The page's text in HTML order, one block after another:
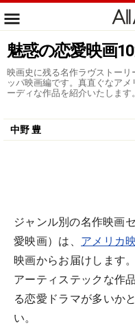
魅惑の恋愛映画
映画史に残る名作ラヴストー
ッパ映画編です。真直ぐなア
ーディな作品を紹介いたします。
中野 豊
ジャンル別の名作映画
愛映画）は、 アメリカ
映画からお届けします
アーティステックな作
る恋愛ドラマが多いか
い。